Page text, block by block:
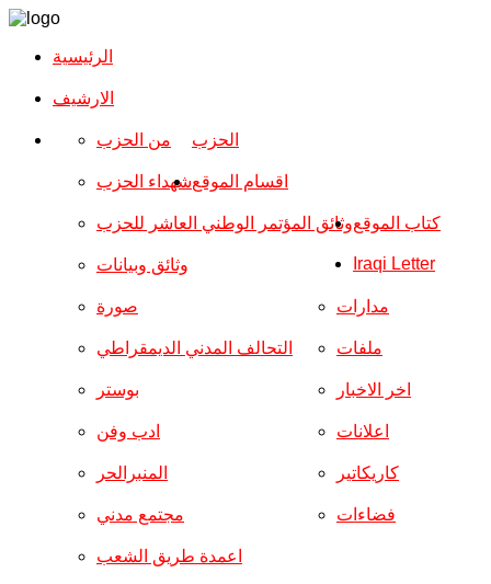
الرئيسية
الارشیف
الحزب من الحزب
شهداء الحزب
وثائق المؤتمر الوطني العاشر للحزب
وثائق وبيانات
اقسام الموقع
صورة
التحالف المدني الديمقراطي
بوستر
ادب وفن
المنبرالحر
مجتمع مدني
مدارات
ملفات
اخر الاخبار
اعلانات
كاريكاتير
فضاءات
اعمدة طريق الشعب
كتاب الموقع
Iraqi Letter